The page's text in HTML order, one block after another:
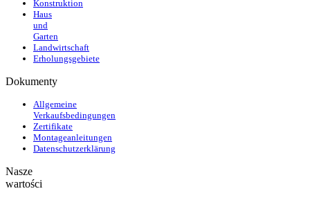
Konstruktion
Haus
und
Garten
Landwirtschaft
Erholungsgebiete
Dokumenty
Allgemeine
Verkaufsbedingungen
Zertifikate
Montageanleitungen
Datenschutzerklärung
Nasze
wartości